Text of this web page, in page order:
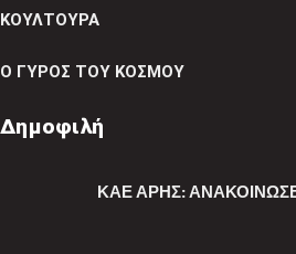
ΚΟΥΛΤΟΥΡΑ
Ο ΓΥΡΟΣ ΤΟΥ ΚΟΣΜΟΥ
Δημοφιλή
ΚΑΕ ΆΡΗΣ: